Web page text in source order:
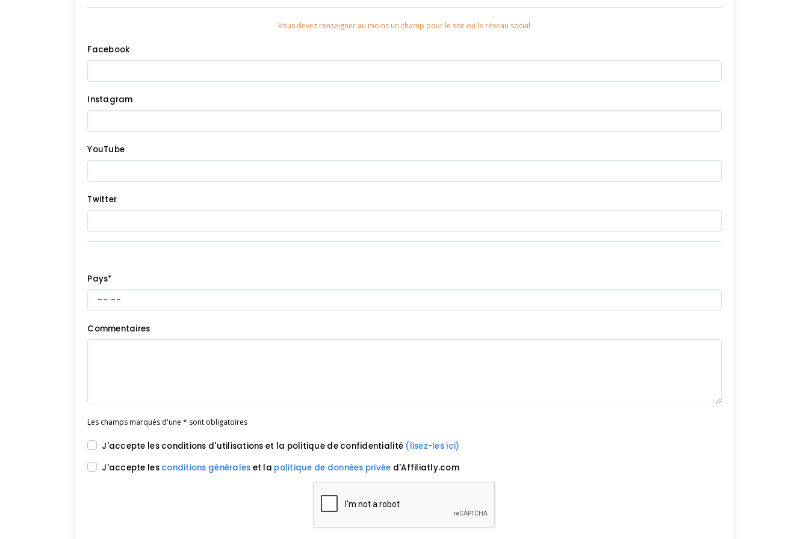
Vous devez renseigner au moins un champ pour le site ou le réseau social
Facebook
Instagram
YouTube
Twitter
Pays*
Commentaires
Les champs marqués d'une * sont obligatoires
J'accepte les conditions d'utilisations et la politique de confidentialité (lisez-les ici)
J'accepte les conditions générales et la politique de données privée d'Affiliatly.com